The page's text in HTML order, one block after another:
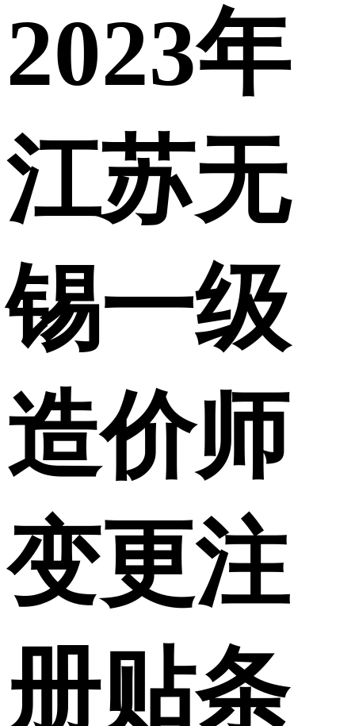
2023年
江苏无
锡一级
造价师
变更注
册贴条